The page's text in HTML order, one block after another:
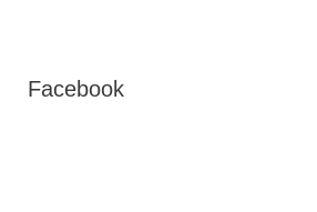
Facebook